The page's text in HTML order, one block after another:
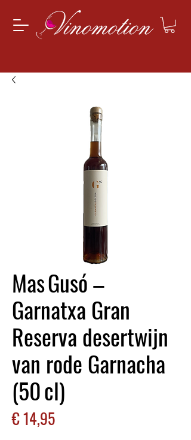
Mas Gusó –
Garnatxa Gran
Reserva desertwijn
van rode Garnacha
(50 cl)
€ 14,95Prijs